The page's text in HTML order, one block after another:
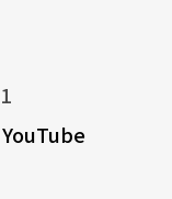
YouTube